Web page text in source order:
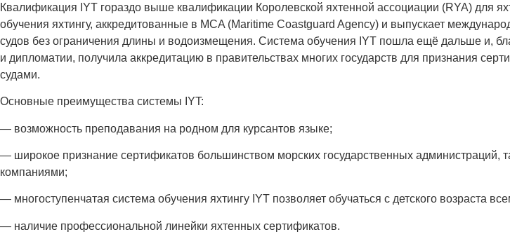
Квалификация IYT гораздо выше квалификации Королевской яхтенной ассоциации (RYA) для
обучения яхтингу, аккредитованные в MCA (Maritime Coastguard Agency) и выпускает
судов без ограничения длины и водоизмещения. Система обучения IYT пошла ещё дальше и,
и дипломатии, получила аккредитацию в правительствах многих государств для признания
судами.
Основные преимущества системы IYT:
— возможность преподавания на родном для курсантов языке;
— широкое признание сертификатов большинством морских государственных администраций,
компаниями;
— многоступенчатая система обучения яхтингу IYT позволяет обучаться с детского возраста
— наличие профессиональной линейки яхтенных сертификатов.